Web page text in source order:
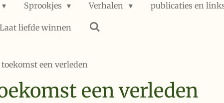
Sprookjes Verhalen publicaties en
Laat liefde winnen
een verleden
een verleden